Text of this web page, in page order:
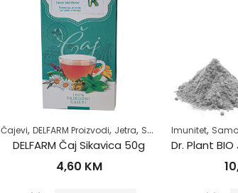
Čajevi, DELFARM Proizvodi, Jetra, Samoliječenje ,Zdrav
DELFARM Čaj Sikavica 50g
4,60 KM
Imunitet,